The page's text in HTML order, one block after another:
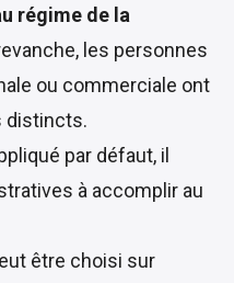
régime de la
les personnes
ou commerciale ont
distincts.
par défaut, il
à accomplir au
être choisi sur